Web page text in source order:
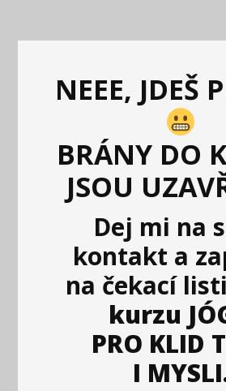
NEEE, JDEŠ
BRÁNY DO
JSOU
Dej mi na
kontakt a
na čekací
kurzu
PRO KLID
I